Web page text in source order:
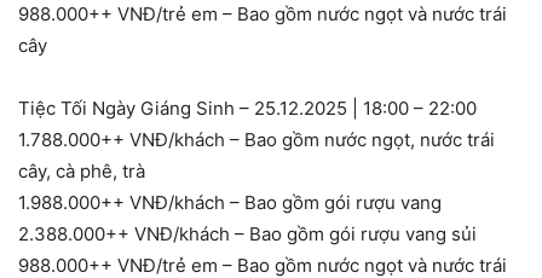
988.000++ VNĐ/trẻ em – Bao gồm nước ngọt và nước trái
cây
Tiệc Tối Ngày Giáng Sinh – 25.12.2025 | 18:00 – 22:00
1.788.000++ VNĐ/khách – Bao gồm nước ngọt, nước trái
cây, cà phê, trà
1.988.000++ VNĐ/khách – Bao gồm gói rượu vang
2.388.000++ VNĐ/khách – Bao gồm gói rượu vang sủi
988.000++ VNĐ/trẻ em – Bao gồm nước ngọt và nước trái